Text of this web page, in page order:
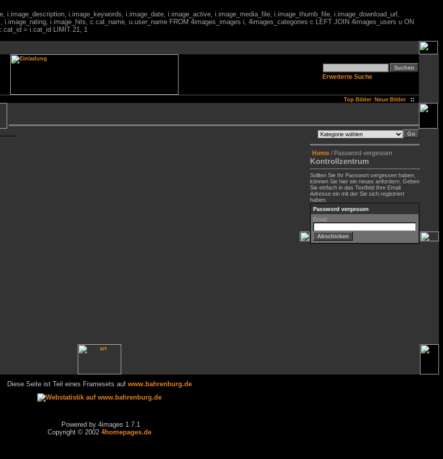
i.image_description, i.image_keywords, i.image_date, i.image_active, i.image_media_file, i.image_thumb_file, i.image_download_url,
i.image_hits, c.cat_name, u.user_name FROM 4images_images i, 4images_categories c LEFT JOIN 4images_users u ON
= i.cat_id LIMIT 21, 1
Erweiterte Suche
Top Bilder Neue Bilder ::
Home / Password vergessen
Kontrollzentrum
Sollten Sie Ihr Passwort vergessen haben,
können Sie hier ein neues anfordern. Geben
Sie einfach in das Textfeld Ihre Email
Adresse ein mit der Sie sich registriert
haben.
Password vergessen
Email:
Diese Seite ist Teil eines Framesets auf www.bahrenburg.de
Powered by 4images 1.7.1
Copyright © 2002 4homepages.de